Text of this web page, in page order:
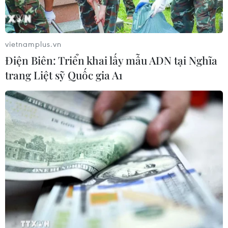
09/08/2026 03:52
Khủng hoảng nắng nóng đẩy 34 tỉnh
của Pháp vào mức nguy cơ cháy
rừng cao
08/08/2026 23:59
Thời tiết ngày 9/8: Bắc Bộ và Trung
Bộ ngày nắng nóng, Nam Bộ có mưa
dông
08/08/2026 23:08
Áp thấp nhiệt đới đã suy yếu thành
một vùng áp thấp
vietnamplus.vn
Điện Biên: Triển khai lấy mẫu ADN tại Nghĩa
trang Liệt sỹ Quốc gia A1